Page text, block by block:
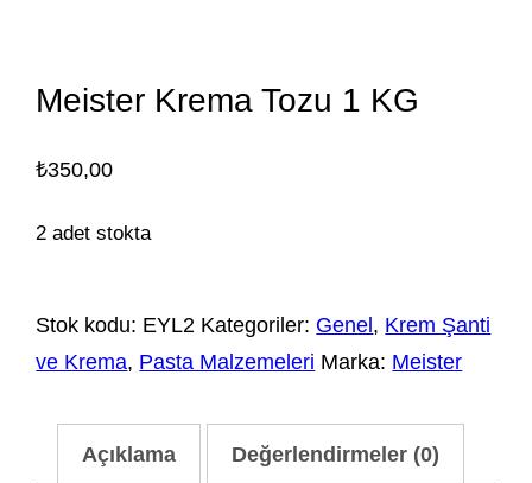
Meister Krema Tozu 1 KG
₺350,00
2 adet stokta
Stok kodu: EYL2 Kategoriler: Genel, Krem Şanti
ve Krema, Pasta Malzemeleri Marka: Meister
Açıklama Değerlendirmeler (0)